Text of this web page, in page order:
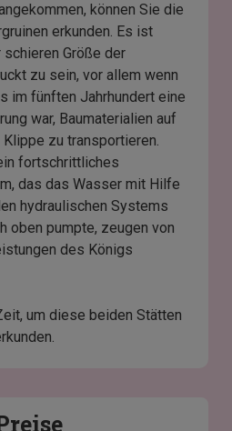
können Sie die
erkunden. Es ist
Größe der
zu sein, vor allem wenn
im fünften Jahrhundert eine
war, Baumaterialien auf
zu transportieren.
fortschrittliches
das das Wasser mit Hilfe
hydraulischen Systems
oben pumpte, zeugen von
des Königs
um diese beiden Stätten